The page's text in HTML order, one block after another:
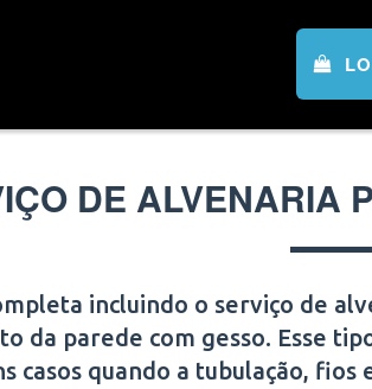
DE ALVENARIA
incluindo o serviço de
da parede com gesso. Esse
casos quando a tubulação, fios